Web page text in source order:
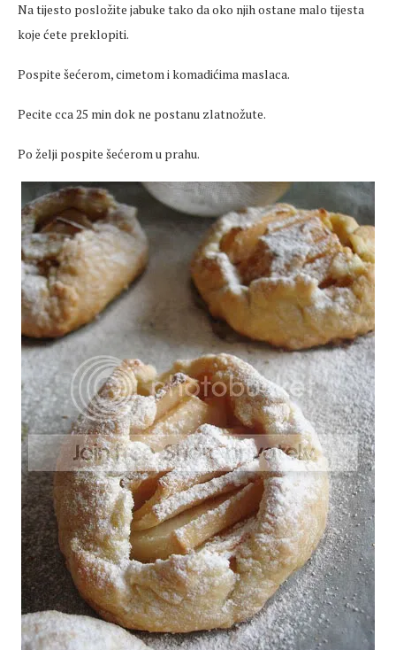
Na tijesto posložite jabuke tako da oko njih ostane malo tijesta
koje ćete preklopiti.
Pospite šećerom, cimetom i komadićima maslaca.
Pecite cca 25 min dok ne postanu zlatnožute.
Po želji pospite šećerom u prahu.